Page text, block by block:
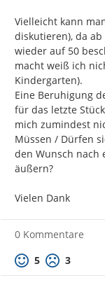
Vielleicht kann
diskutieren), da
wieder auf 50
macht weiß ich
Kindergarten).
Eine Beruhigung
für das letzte
mich zumindest
Müssen / Dürfen
den Wunsch nach
äußern?
Vielen Dank
0 Kommentare
5
3